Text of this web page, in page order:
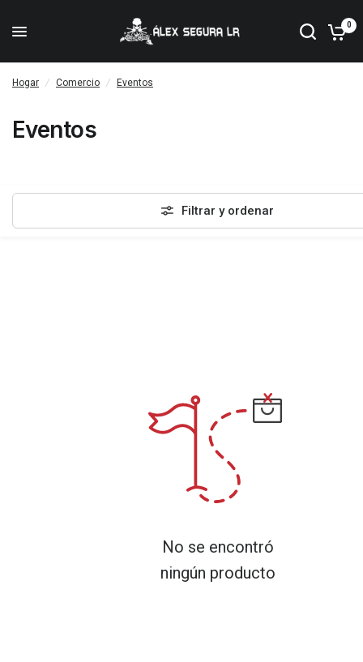
0
Hogar / Comercio / Eventos
Eventos
Filtrar y ordenar
No se encontró
ningún producto